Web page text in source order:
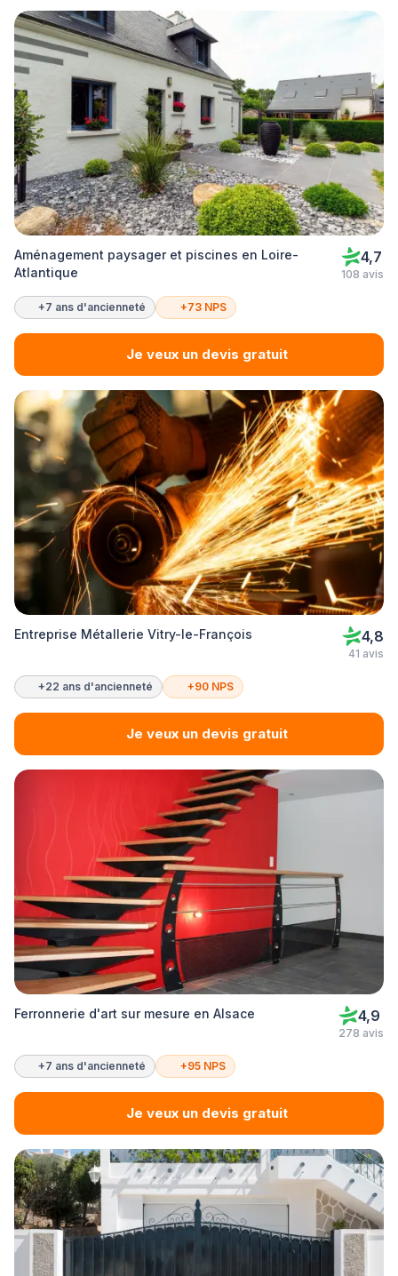
Aménagement paysager et piscines en Loire-
Atlantique
4,7
108 avis
+7 ans d'ancienneté +73 NPS
Je veux un devis gratuit
Entreprise Métallerie Vitry-le-François 4,8
41 avis
+22 ans d'ancienneté +90 NPS
Je veux un devis gratuit
Ferronnerie d'art sur mesure en Alsace 4,9
278 avis
+7 ans d'ancienneté +95 NPS
Je veux un devis gratuit